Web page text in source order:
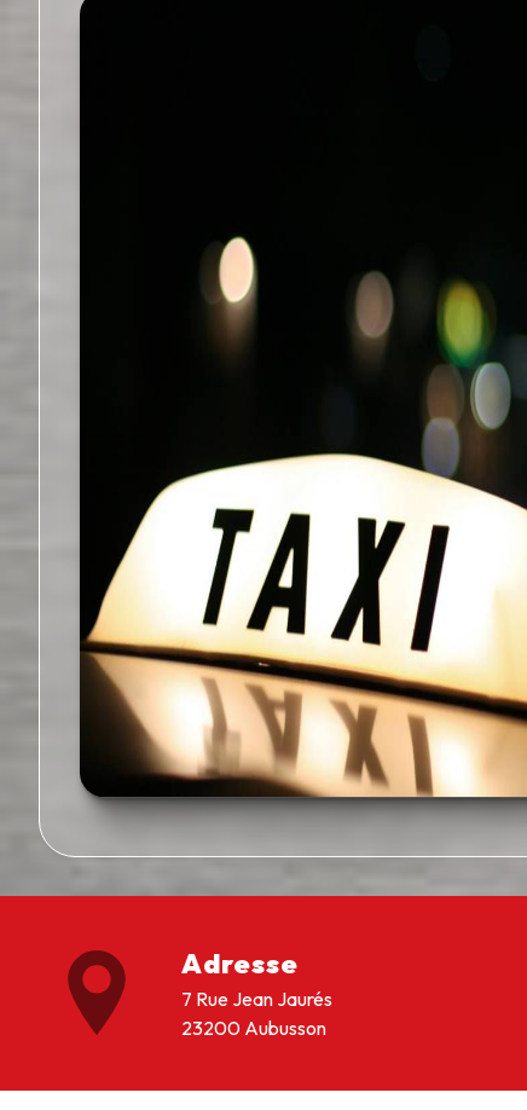
Adresse
7 Rue Jean Jaurés
23200 Aubusson